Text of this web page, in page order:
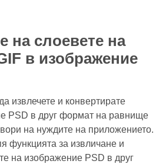
на слоевете на
в изображение
извлечете и конвертирате
PSD в друг формат на равнище
на нуждите на приложението.
функцията за извличане и
на изображение PSD в друг